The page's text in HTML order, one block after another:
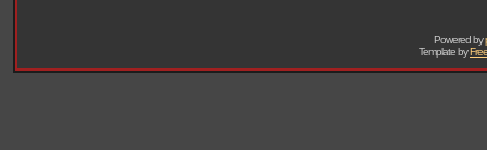
Powered by
Template by